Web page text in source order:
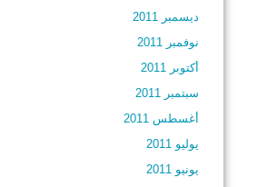
ديسمبر 2011
نوفمبر 2011
أكتوبر 2011
سبتمبر 2011
أغسطس 2011
يوليو 2011
يونيو 2011